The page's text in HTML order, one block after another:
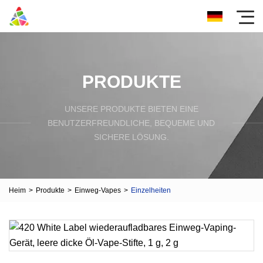
PRODUKTE
UNSERE PRODUKTE BIETEN EINE
BENUTZERFREUNDLICHE, BEQUEME UND
SICHERE LÖSUNG.
Heim > Produkte > Einweg-Vapes > Einzelheiten